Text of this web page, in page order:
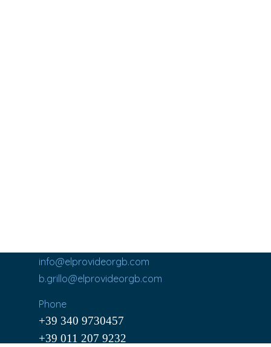
info@elprovideorgb.com
b.grillo@elprovideorgb.com
Phone
+39 340 9730457
+39 011 207 9232